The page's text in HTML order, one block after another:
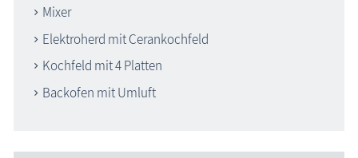
Mixer
Elektroherd mit Cerankochfeld
Kochfeld mit 4 Platten
Backofen mit Umluft